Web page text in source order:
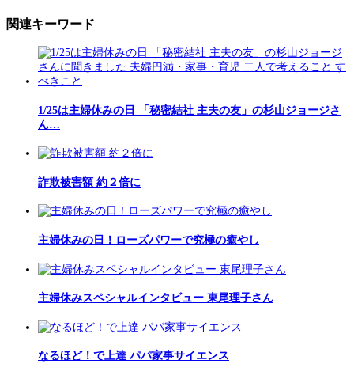
関連キーワード
1/25は主婦休みの日 「秘密結社 主夫の友」の杉山ジョージさ
ん…
詐欺被害額 約２倍に
主婦休みの日！ローズパワーで究極の癒やし
主婦休みスペシャルインタビュー 東尾理子さん
なるほど！で上達 パパ家事サイエンス